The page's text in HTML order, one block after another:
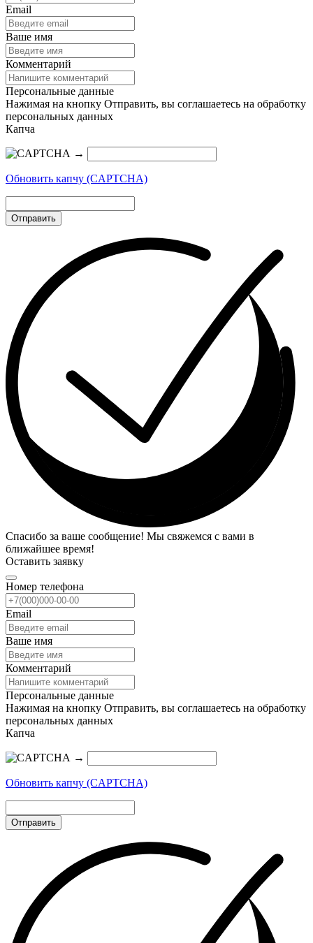
Email
Ваше имя
Комментарий
Персональные данные
Нажимая на кнопку Отправить, вы соглашаетесь на обработку
персональных данных
Капча
→
Обновить капчу (CAPTCHA)
Отправить
Спасибо за ваше сообщение! Мы свяжемся с вами в
ближайшее время!
Оставить заявку
Номер телефона
Email
Ваше имя
Комментарий
Персональные данные
Нажимая на кнопку Отправить, вы соглашаетесь на обработку
персональных данных
Капча
→
Обновить капчу (CAPTCHA)
Отправить